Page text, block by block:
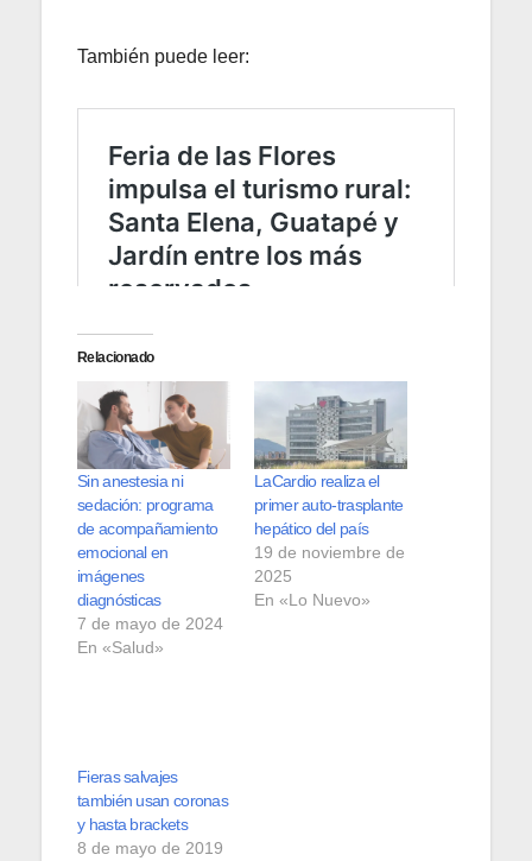
También puede leer:
Relacionado
Sin anestesia ni
sedación: programa
de acompañamiento
emocional en
imágenes
diagnósticas
7 de mayo de 2024
En «Salud»
LaCardio realiza el
primer auto-trasplante
hepático del país
19 de noviembre de
2025
En «Lo Nuevo»
Fieras salvajes
también usan coronas
y hasta brackets
8 de mayo de 2019